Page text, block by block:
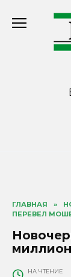
ГЛАВНАЯ »
ПЕРЕВЕЛ
НА ЧТЕНИЕ